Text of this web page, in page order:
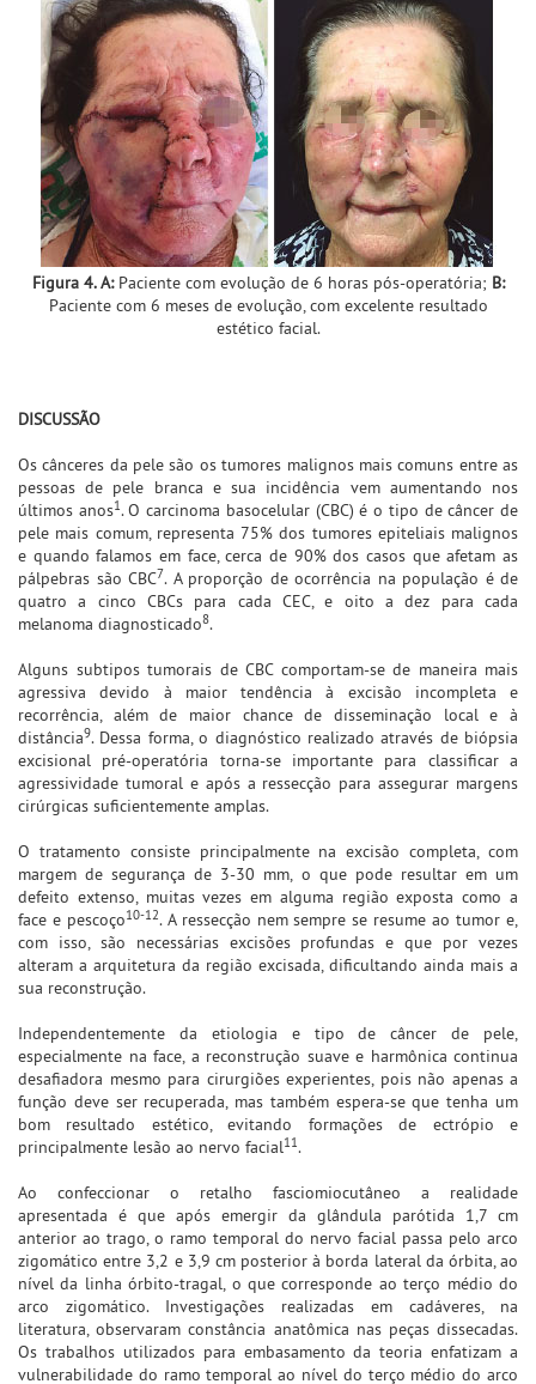
Figura 4. A:Paciente com evolução de 6 horas pós-operatória; B:
Paciente com 6 meses de evolução, com excelente resultado
estético facial.
DISCUSSÃO
Os cânceres da pele são os tumores malignos mais comuns entre as
pessoas de pele branca e sua incidência vem aumentando nos
últimos anos1. O carcinoma basocelular (CBC) é o tipo de câncer de
pele mais comum, representa 75% dos tumores epiteliais malignos
e quando falamos em face, cerca de 90% dos casos que afetam as
pálpebras são CBC7. A proporção de ocorrência na população é de
quatro a cinco CBCs para cada CEC, e oito a dez para cada
melanoma diagnosticado8.
Alguns subtipos tumorais de CBC comportam-se de maneira mais
agressiva devido à maior tendência à excisão incompleta e
recorrência, além de maior chance de disseminação local e à
distância9. Dessa forma, o diagnóstico realizado através de biópsia
excisional pré-operatória torna-se importante para classificar a
agressividade tumoral e após a ressecção para assegurar margens
cirúrgicas suficientemente amplas.
O tratamento consiste principalmente na excisão completa, com
margem de segurança de 3-30 mm, o que pode resultar em um
defeito extenso, muitas vezes em alguma região exposta como a
face e pescoço10-12. A ressecção nem sempre se resume ao tumor e,
com isso, são necessárias excisões profundas e que por vezes
alteram a arquitetura da região excisada, dificultando ainda mais a
sua reconstrução.
Independentemente da etiologia e tipo de câncer de pele,
especialmente na face, a reconstrução suave e harmônica continua
desafiadora mesmo para cirurgiões experientes, pois não apenas a
função deve ser recuperada, mas também espera-se que tenha um
bom resultado estético, evitando formações de ectrópio e
principalmente lesão ao nervo facial11.
Ao confeccionar o retalho fasciomiocutâneo a realidade
apresentada é que após emergir da glândula parótida 1,7 cm
anterior ao trago, o ramo temporal do nervo facial passa pelo arco
zigomático entre 3,2 e 3,9 cm posterior à borda lateral da órbita, ao
nível da linha órbito-tragal, o que corresponde ao terço médio do
arco zigomático. Investigações realizadas em cadáveres, na
literatura, observaram constância anatômica nas peças dissecadas.
Os trabalhos utilizados para embasamento da teoria enfatizam a
vulnerabilidade do ramo temporal ao nível do terço médio do arco